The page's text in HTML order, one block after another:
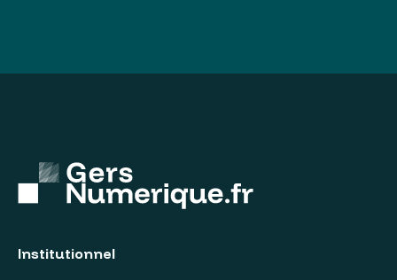
Institutionnel